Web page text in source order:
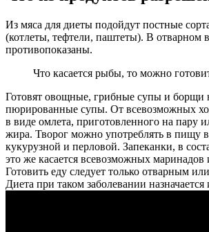
Из мяса для диеты подойдут постные
(котлеты, тефтели, паштеты). В
противопоказаны.
Что касается рыбы, то можно
Готовят овощные, грибные супы и борщи
пюрированные супы. От всевозможных
в виде омлета, приготовленного на пару
жира. Творог можно употреблять в пищу
кукурузной и перловой. Запеканки, в
это же касается всевозможных
Готовить еду следует только отварным
Диета при таком заболевании